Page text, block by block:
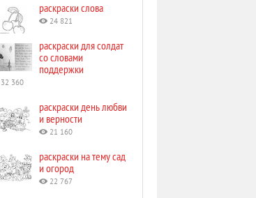
раскраски слова
24 821
раскраски для солдат
со словами
поддержки
32 360
раскраски день любви
и верности
21 160
раскраски на тему сад
и огород
22 767